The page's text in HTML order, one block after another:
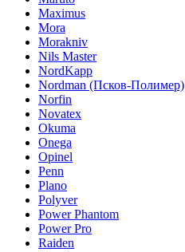
Maximus
Mora
Morakniv
Nils Master
NordKapp
Nordman (Псков-Полимер)
Norfin
Novatex
Okuma
Onega
Opinel
Penn
Plano
Polyver
Power Phantom
Power Pro
Raiden